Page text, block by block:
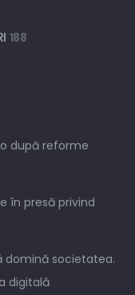
188
după reforme
în presă privind
domină societatea.
digitală